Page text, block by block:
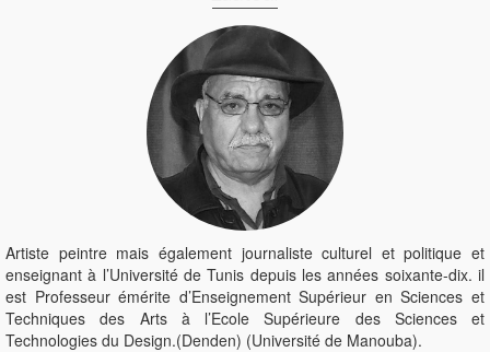
Artiste peintre mais également journaliste culturel et politique et
enseignant à l’Université de Tunis depuis les années soixante-dix. il
est Professeur émérite d’Enseignement Supérieur en Sciences et
Techniques des Arts à l’Ecole Supérieure des Sciences et
Technologies du Design.(Denden) (Université de Manouba).